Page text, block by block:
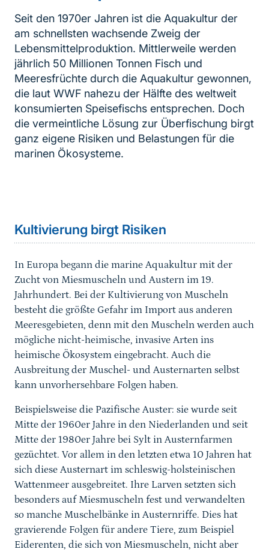
Seit den 1970er Jahren ist die Aquakultur der
am schnellsten wachsende Zweig der
Lebensmittelproduktion. Mittlerweile werden
jährlich 50 Millionen Tonnen Fisch und
Meeresfrüchte durch die Aquakultur gewonnen,
die laut WWF nahezu der Hälfte des weltweit
konsumierten Speisefischs entsprechen. Doch
die vermeintliche Lösung zur Überfischung birgt
ganz eigene Risiken und Belastungen für die
marinen Ökosysteme.
Kultivierung birgt Risiken
In Europa begann die marine Aquakultur mit der
Zucht von Miesmuscheln und Austern im 19.
Jahrhundert. Bei der Kultivierung von Muscheln
besteht die größte Gefahr im Import aus anderen
Meeresgebieten, denn mit den Muscheln werden auch
mögliche nicht-heimische, invasive Arten ins
heimische Ökosystem eingebracht. Auch die
Ausbreitung der Muschel- und Austernarten selbst
kann unvorhersehbare Folgen haben.
Beispielsweise die Pazifische Auster: sie wurde seit
Mitte der 1960er Jahre in den Niederlanden und seit
Mitte der 1980er Jahre bei Sylt in Austernfarmen
gezüchtet. Vor allem in den letzten etwa 10 Jahren hat
sich diese Austernart im schleswig-holsteinischen
Wattenmeer ausgebreitet. Ihre Larven setzten sich
besonders auf Miesmuscheln fest und verwandelten
so manche Muschelbänke in Austernriffe. Dies hat
gravierende Folgen für andere Tiere, zum Beispiel
Eiderenten, die sich von Miesmuscheln, nicht aber